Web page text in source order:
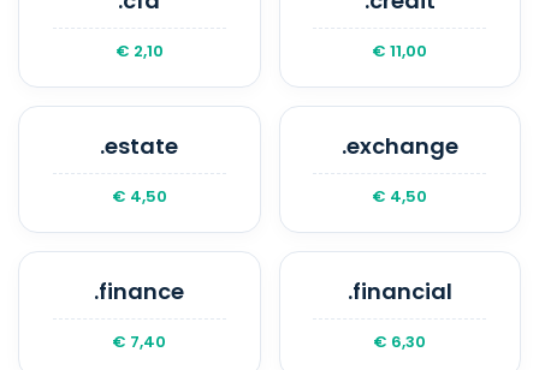
€ 2,10 € 11,00
.estate
€ 4,50
.exchange
€ 4,50
.finance
€ 7,40
.financial
€ 6,30